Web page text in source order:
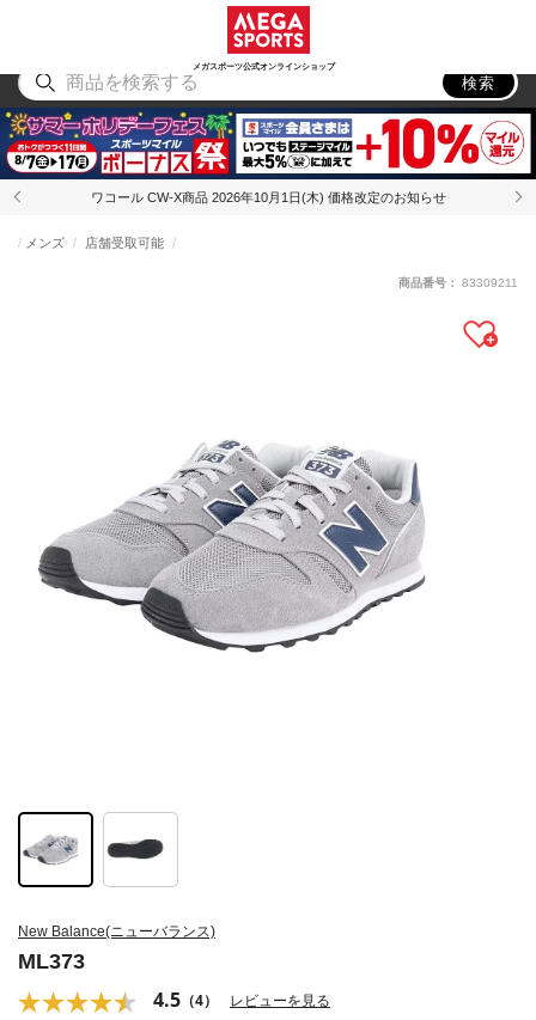
メガスポーツ公式オンラインショップ
アウトドア
検索
ワコール CW-X商品 2026年10月1日(木) 価格改定のお知らせ
New Balance(ニューバランス)
ML373
4.5 （4） レビューを見る
メンズ 店舗受取可能
商品番号： 83309211